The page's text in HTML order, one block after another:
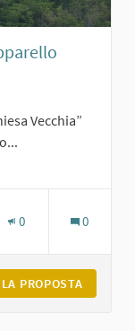
Vecchia”
0 0
PROPOSTA